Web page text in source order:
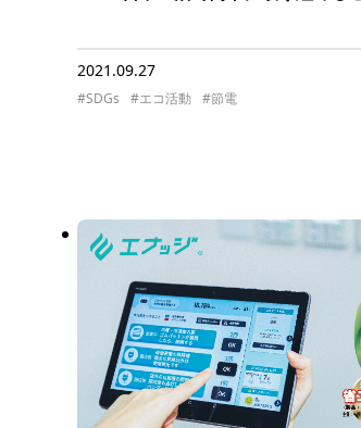
2021.09.27
#SDGs #エコ活動 #節電